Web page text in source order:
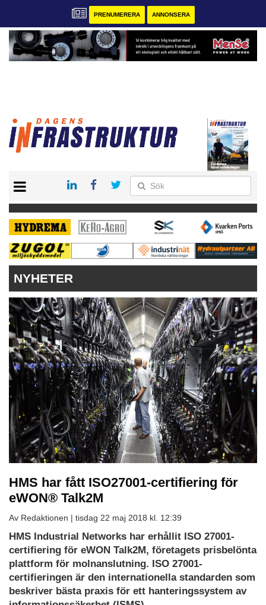
PRENUMERERA ANNONSERA
KONTAKT
VÅRA ANDRA MAGASIN
PRENUMERERA
ANNONSERA
NYHETER
HMS har fått ISO27001-certifiering för
eWON® Talk2M
Av Redaktionen | tisdag 22 maj 2018 kl. 12:39
HMS Industrial Networks har erhållit ISO 27001-
certifiering för eWON Talk2M, företagets prisbelönta
plattform för molnanslutning. ISO 27001-
certifieringen är den internationella standarden som
beskriver bästa praxis för ett hanteringssystem av